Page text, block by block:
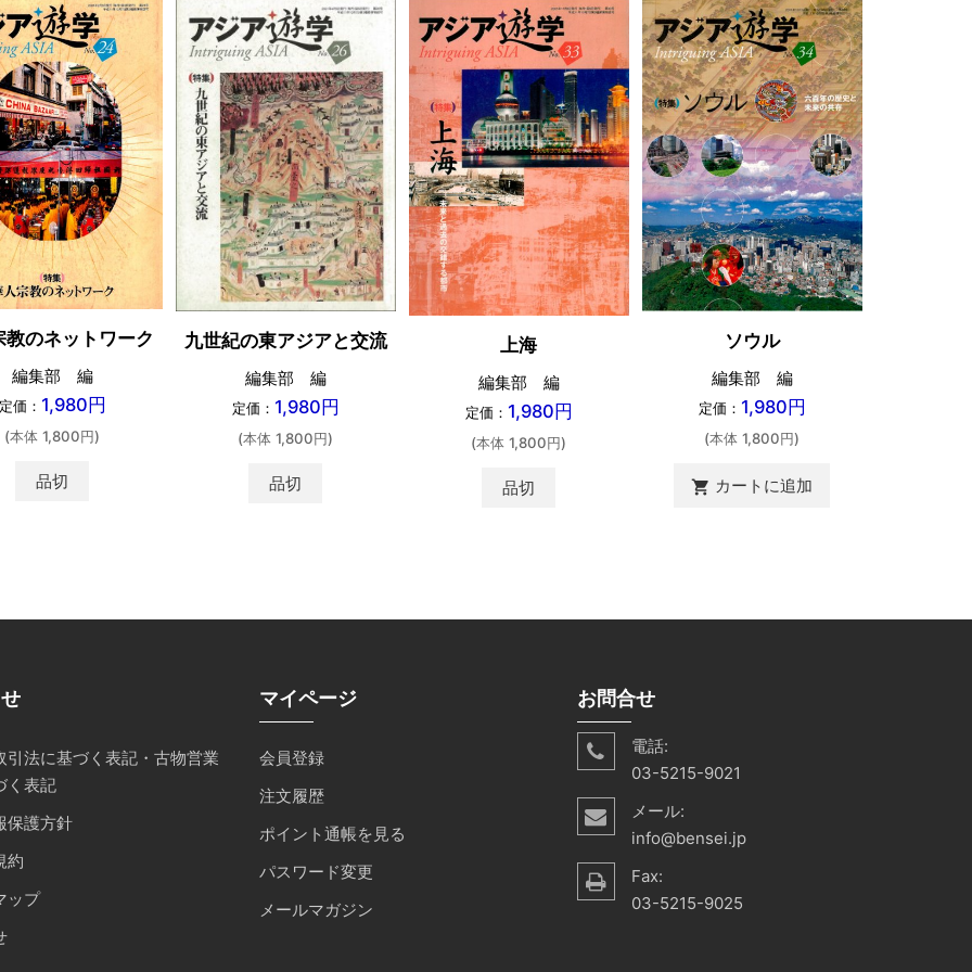
教のネットワーク
編集部 編
価： 1,980円
(本体 1,800円)
品切
九世紀の東アジアと交流
編集部 編
定価： 1,980円
(本体 1,800円)
品切
上海
編集部 編
定価： 1,980円
(本体 1,800円)
品切
ソウル
編集部 編
定価： 1,980円
(本体 1,800円)
shopping_cart カートに追加
引法に基づく表記・古物営業
く表記
保護方針
約
ップ
マイページ
会員登録
注文履歴
ポイント通帳を見る
パスワード変更
メールマガジン
お問合せ
電話:
03-5215-9021
メール:
info@bensei.jp
Fax:
03-5215-9025